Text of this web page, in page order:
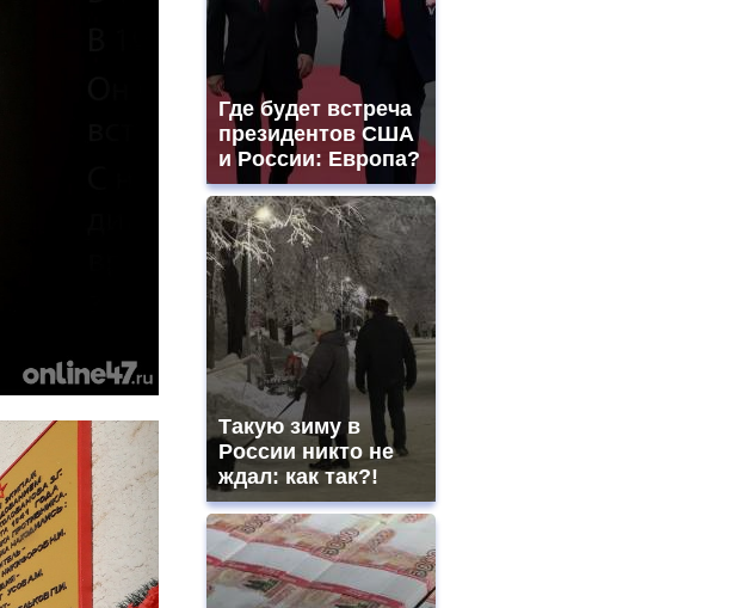
Где будет встреча
президентов США
и России: Европа?
Такую зиму в
России никто не
ждал: как так?!